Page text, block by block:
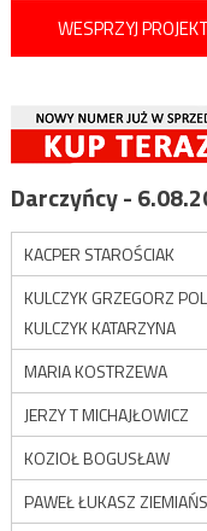
WESPRZYJ
Darczyńcy -
KACPER STAROŚCIAK
KULCZYK GRZEGORZ
KULCZYK KATARZYNA
MARIA KOSTRZEWA
JERZY T MICHAJŁOWICZ
KOZIOŁ BOGUSŁAW
PAWEŁ ŁUKASZ